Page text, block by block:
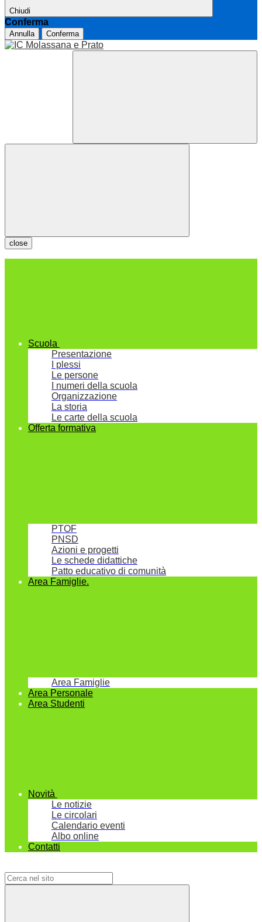
Chiudi
Conferma
Annulla Conferma
close
Scuola
Presentazione
I plessi
Le persone
I numeri della scuola
Organizzazione
La storia
Le carte della scuola
Offerta formativa
PTOF
PNSD
Azioni e progetti
Le schede didattiche
Patto educativo di comunità
Area Famiglie.
Area Famiglie
Area Personale
Area Studenti
Novità
Le notizie
Le circolari
Calendario eventi
Albo online
Contatti